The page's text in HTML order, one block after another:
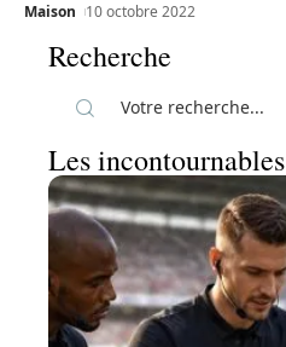
Maison 10 octobre 2022
Recherche
Les incontournables